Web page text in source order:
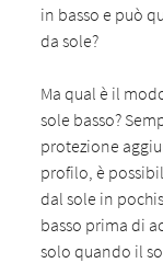
in basso e può
da sole?
Ma qual è il
sole basso?
protezione
profilo, è
dal sole in
basso prima di
solo quando il